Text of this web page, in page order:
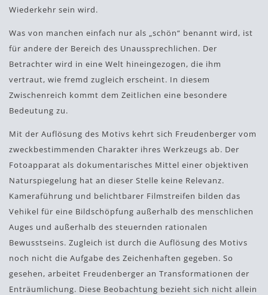
Wiederkehr sein wird.
Was von manchen einfach nur als „schön“ benannt wird, ist
für andere der Bereich des Unaussprechlichen. Der
Betrachter wird in eine Welt hineingezogen, die ihm
vertraut, wie fremd zugleich erscheint. In diesem
Zwischenreich kommt dem Zeitlichen eine besondere
Bedeutung zu.
Mit der Auflösung des Motivs kehrt sich Freudenberger vom
zweckbestimmenden Charakter ihres Werkzeugs ab. Der
Fotoapparat als dokumentarisches Mittel einer objektiven
Naturspiegelung hat an dieser Stelle keine Relevanz.
Kameraführung und belichtbarer Filmstreifen bilden das
Vehikel für eine Bildschöpfung außerhalb des menschlichen
Auges und außerhalb des steuernden rationalen
Bewusstseins. Zugleich ist durch die Auflösung des Motivs
noch nicht die Aufgabe des Zeichenhaften gegeben. So
gesehen, arbeitet Freudenberger an Transformationen der
Enträumlichung. Diese Beobachtung bezieht sich nicht allein